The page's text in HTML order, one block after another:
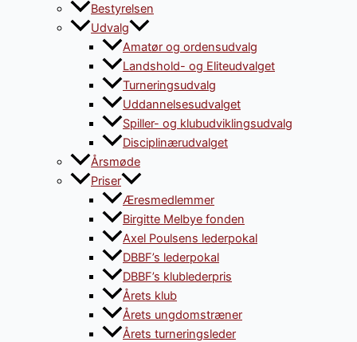
Bestyrelsen
Udvalg
Amatør og ordensudvalg
Landshold- og Eliteudvalget
Turneringsudvalg
Uddannelsesudvalget
Spiller- og klubudviklingsudvalg
Disciplinærudvalget
Årsmøde
Priser
Æresmedlemmer
Birgitte Melbye fonden
Axel Poulsens lederpokal
DBBF’s lederpokal
DBBF’s klublederpris
Årets klub
Årets ungdomstræner
Årets turneringsleder